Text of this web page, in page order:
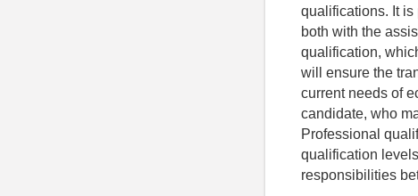
qualifications. It is
both with the
qualification,
will ensure the
current needs of
candidate, who
Professional
qualification
responsibilities